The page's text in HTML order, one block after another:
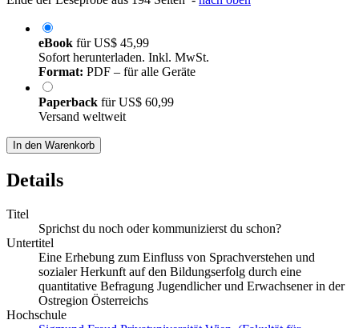
eBook fürUS$ 45,99
Sofort herunterladen. Inkl. MwSt.
Format: PDF – für alle Geräte
Paperback fürUS$ 60,99
Versand weltweit
In den Warenkorb
Details
Titel
Sprichst du noch oder kommunizierst du schon?
Untertitel
Eine Erhebung zum Einfluss von Sprachverstehen und
sozialer Herkunft auf den Bildungserfolg durch eine
quantitative Befragung Jugendlicher und Erwachsener in der
Ostregion Österreichs
Hochschule